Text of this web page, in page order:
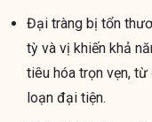
Đại tràng bị tổn
tỳ và vị khiến khả
tiêu hóa trọn vẹn,
loạn đại tiện.